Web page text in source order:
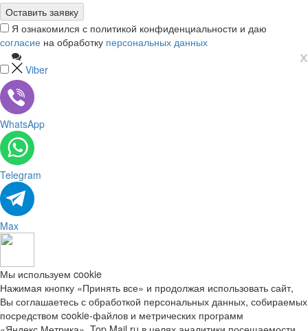
Я ознакомился с политикой конфиденциальности и даю
согласие на обработку персональных данных
х
Viber
WhatsApp
Telegram
Max
Мы используем cookie
Нажимая кнопку «Принять все» и продолжая использовать сайт,
Вы соглашаетесь с обработкой персональных данных, собираемых
посредством cookie-файлов и метрических программ